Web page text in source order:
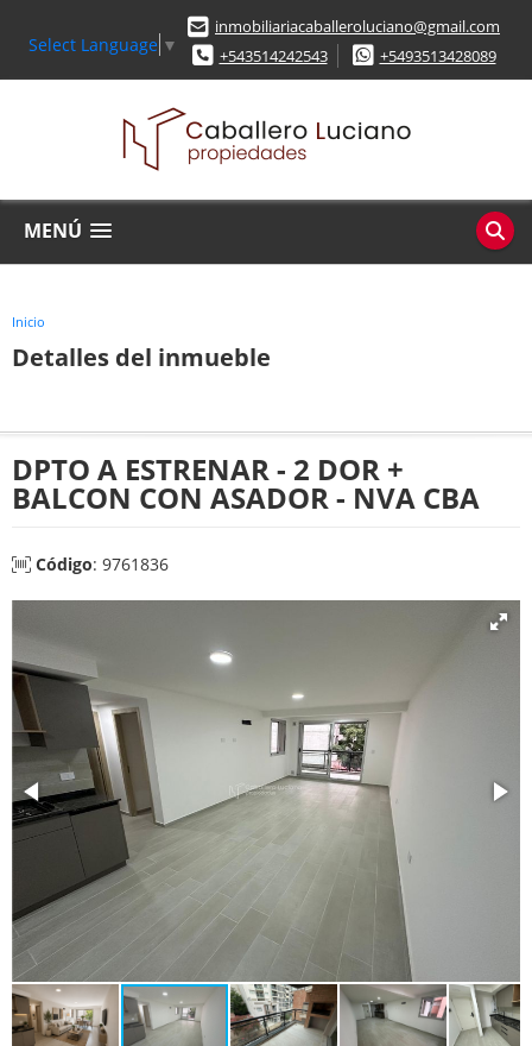
Select Language ▼
inmobiliariacaballeroluciano@gmail.com
+543514242543
+5493513428089
MENÚ
Inicio
Detalles del inmueble
DPTO A ESTRENAR - 2 DOR +
BALCON CON ASADOR - NVA CBA
Código: 9761836